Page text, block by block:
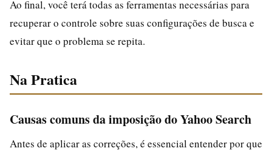
Ao final, você terá todas as ferramentas necessárias para
recuperar o controle sobre suas configurações de busca e
evitar que o problema se repita.
Na Pratica
Causas comuns da imposição do Yahoo Search
Antes de aplicar as correções, é essencial entender por que